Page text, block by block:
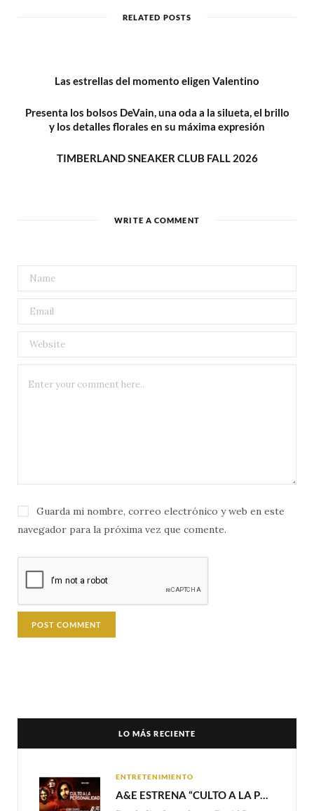
e
RELATED POSTS
Las estrellas del momento eligen Valentino
Presenta los bolsos DeVain, una oda a la silueta, el brillo
y los detalles florales en su máxima expresión
TIMBERLAND SNEAKER CLUB FALL 2026
WRITE A COMMENT
Guarda mi nombre, correo electrónico y web en este
navegador para la próxima vez que comente.
LO MÁS RECIENTE
ENTRETENIMIENTO
A&E ESTRENA “CULTO A LA PERSONALIDAD”,LA SERIE SOBRE LOS LÍDERES DE SECTA MÁS SINIESTROS DE LA HISTORIA